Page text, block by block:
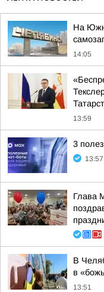
На
14:05
13:59
3
13:57
Глава
В
в
13:51